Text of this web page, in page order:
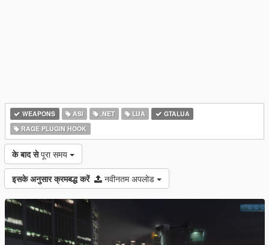
WEAPONS ASI .NET LUA
GTALUA
RAGE PLUGIN HOOK
के बाद से पूरा समय
इसके अनुसार क्रमबद्ध करें नवीनतम अपलोड